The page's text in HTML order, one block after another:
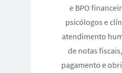
e BPO
psicólogos e
atendimento
de notas
pagamento e